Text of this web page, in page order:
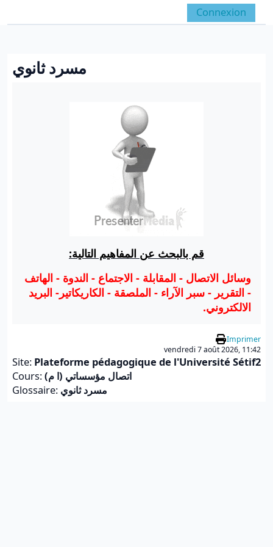
Panneau latéral
Activer/désactiver la
Connexion
مسرد ثانوي
قم بالبحث عن المفاهيم التالية:
وسائل الاتصال - المقابلة - الاجتماع - الندوة - الهاتف
- التقرير - سبر الآراء - الملصقة - الكاريكاتير- البريد
الالكتروني.
Imprimer
vendredi 7 août 2026, 11:42
Site: Plateforme pédagogique de l'Université Sétif2
Cours:اتصال مؤسساتي (ا م)
Glossaire: مسرد ثانوي